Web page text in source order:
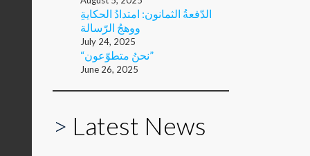
الدّفعةُ الثمانون: امتدادُ الحكايةِ
ووهجُ الرّسالة
July 24, 2025
“نحنُ متطوّعون”
June 26, 2025
> Latest News